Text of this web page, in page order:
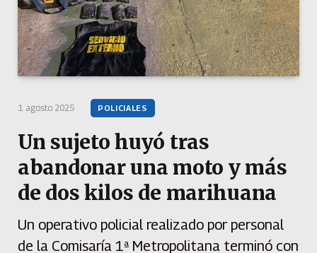
1 agosto 2025 POLICIALES
Un sujeto huyó tras
abandonar una moto y más
de dos kilos de marihuana
Un operativo policial realizado por personal
de la Comisaría 1ª Metropolitana terminó con